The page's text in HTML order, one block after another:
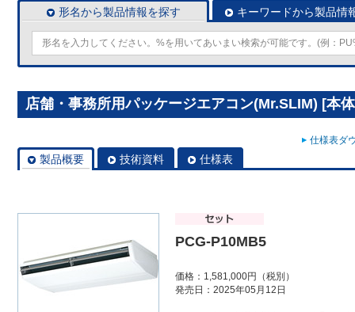
形名から製品情報を探す キーワードから製品情
店舗・事務所用パッケージエアコン(Mr.SLIM) [本
仕様表ダ
製品概要 技術資料 仕様表
PCG-P10MB5
価格：1,581,000円（税別）
発売日：2025年05月12日